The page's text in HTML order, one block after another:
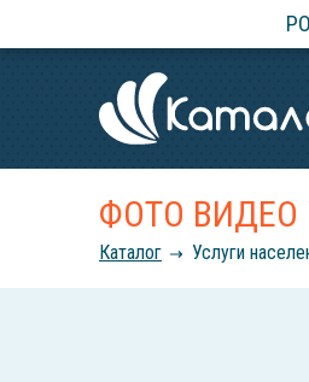
ФОТО ВИДЕО
Каталог Услуги